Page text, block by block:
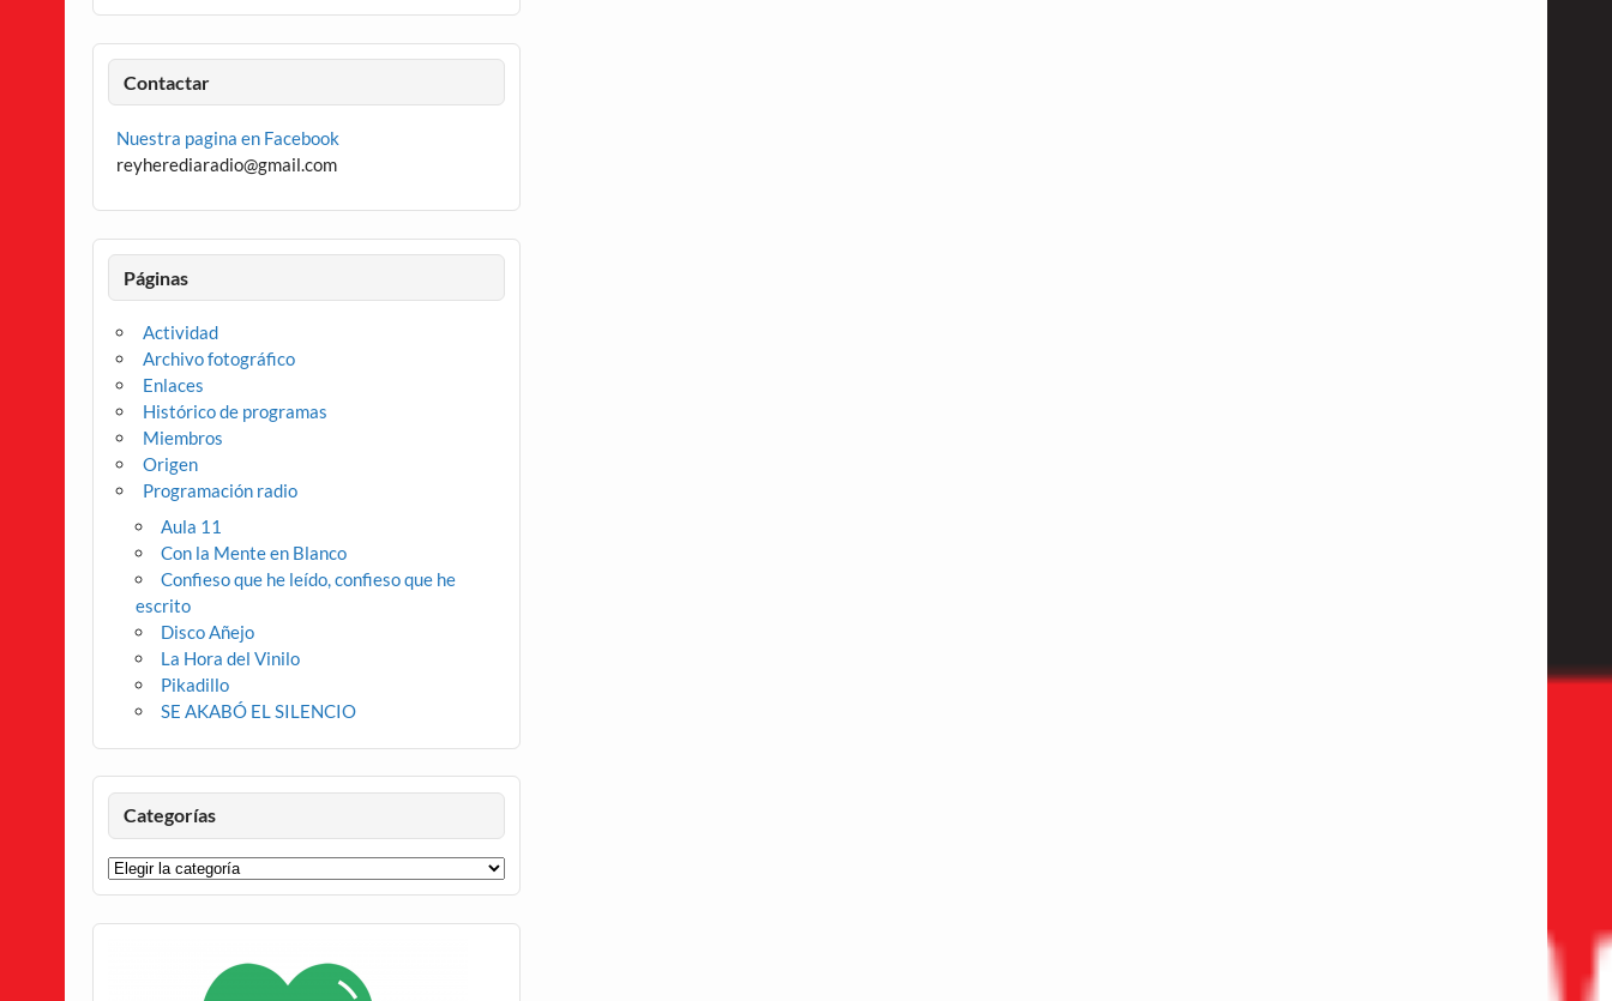
Contactar
Nuestra pagina en Facebook
reyherediaradio@gmail.com
Páginas
Actividad
Archivo fotográfico
Enlaces
Histórico de programas
Miembros
Origen
Programación radio
Aula 11
Con la Mente en Blanco
Confieso que he leído, confieso que he
escrito
Disco Añejo
La Hora del Vinilo
Pikadillo
SE AKABÓ EL SILENCIO
Categorías
Categorías